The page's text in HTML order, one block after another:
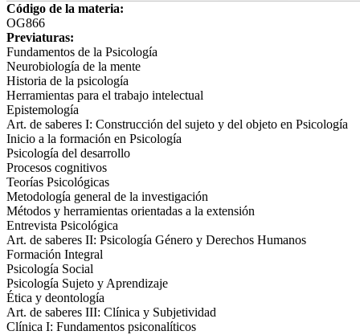
Código de la materia:
OG866
Previaturas:
Fundamentos de la Psicología
Neurobiología de la mente
Historia de la psicología
Herramientas para el trabajo intelectual
Epistemología
Art. de saberes I: Construcción del sujeto y del objeto en Psicología
Inicio a la formación en Psicología
Psicología del desarrollo
Procesos cognitivos
Teorías Psicológicas
Metodología general de la investigación
Métodos y herramientas orientadas a la extensión
Entrevista Psicológica
Art. de saberes II: Psicología Género y Derechos Humanos
Formación Integral
Psicología Social
Psicología Sujeto y Aprendizaje
Ética y deontología
Art. de saberes III: Clínica y Subjetividad
Clínica I: Fundamentos psiconalíticos